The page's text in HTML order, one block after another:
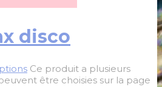
disco
Ce produit a plusieurs
être choisies sur la page